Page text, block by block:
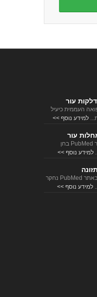
העממית כיעיל
למידע נוסף >>
מחקר אשר פורסם באתר PubMed בחן
למידע נוסף >>
למידע נוסף >>